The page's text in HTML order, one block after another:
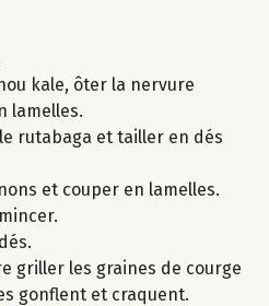
kale, ôter la nervure
lamelles.
rutabaga et tailler en dés
et couper en lamelles.
griller les graines de courge
gonflent et craquent.